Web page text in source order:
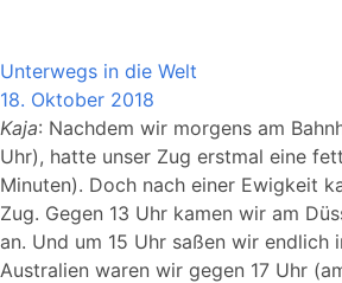
Unterwegs in die Welt
18. Oktober 2018
Kaja: Nachdem wir morgens am
Uhr), hatte unser Zug erstmal eine
Minuten). Doch nach einer Ewigkeit
Zug. Gegen 13 Uhr kamen wir am
an. Und um 15 Uhr saßen wir endlich
Australien waren wir gegen 17 Uhr